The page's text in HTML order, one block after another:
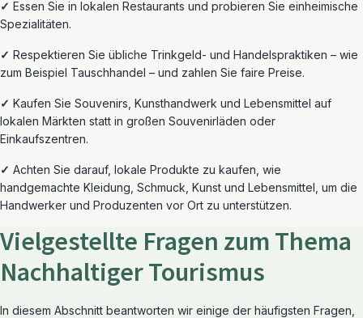
✓ Essen Sie in lokalen Restaurants und probieren Sie einheimische
Spezialitäten.
✓ Respektieren Sie übliche Trinkgeld- und Handelspraktiken – wie
zum Beispiel Tauschhandel – und zahlen Sie faire Preise.
✓ Kaufen Sie Souvenirs, Kunsthandwerk und Lebensmittel auf
lokalen Märkten statt in großen Souvenirläden oder
Einkaufszentren.
✓ Achten Sie darauf, lokale Produkte zu kaufen, wie
handgemachte Kleidung, Schmuck, Kunst und Lebensmittel, um die
Handwerker und Produzenten vor Ort zu unterstützen.
Vielgestellte Fragen zum Thema
Nachhaltiger Tourismus
In diesem Abschnitt beantworten wir einige der häufigsten Fragen,